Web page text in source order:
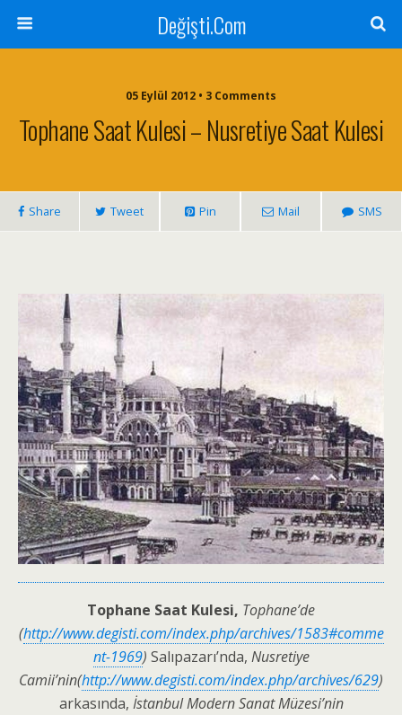
Değişti.Com
05 Eylül 2012 • 3 Comments
Tophane Saat Kulesi – Nusretiye Saat Kulesi
Share Tweet Pin Mail SMS
Tophane Saat Kulesi, Tophane’de
(http://www.degisti.com/index.php/archives/1583#comme
nt-1969) Salıpazarı’nda, Nusretiye
Camii’nin(http://www.degisti.com/index.php/archives/629)
arkasında, İstanbul Modern Sanat Müzesi’nin